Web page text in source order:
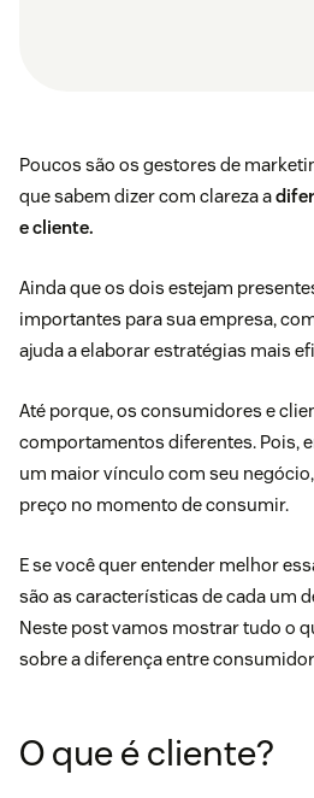
Poucos são os gestores de
que sabem dizer com clareza a
e cliente.
Ainda que os dois estejam
importantes para sua empresa,
ajuda a elaborarestratégias mais
Até porque, os consumidores e
comportamentos diferentes. Pois,
um maior vínculo com seu
preço no momento de consumir.
E se você quer entender melhor
são as características de cada um
Neste post vamos mostrar tudo o
sobre a diferença entre
O que é cliente?